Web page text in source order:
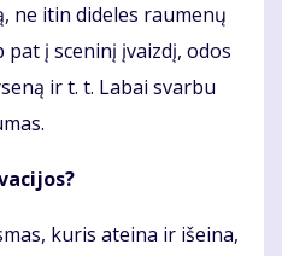
ne itin di­de­les rau­me­nų
į sce­ni­nį įvaiz­dį, odos
ir t. t. La­bai svar­bu
ku­ris at­ei­na ir iš­ei­na,